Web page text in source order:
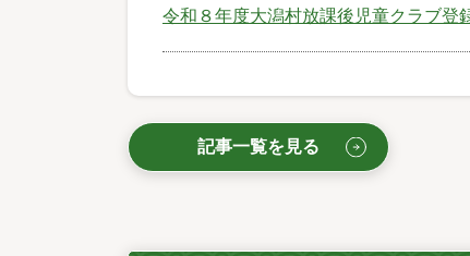
令和８年度大潟村放課後児童クラブ登
記事一覧を見る